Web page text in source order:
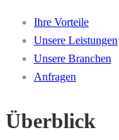
Ihre Vorteile
Unsere Leistungen
Unsere Branchen
Anfragen
Überblick